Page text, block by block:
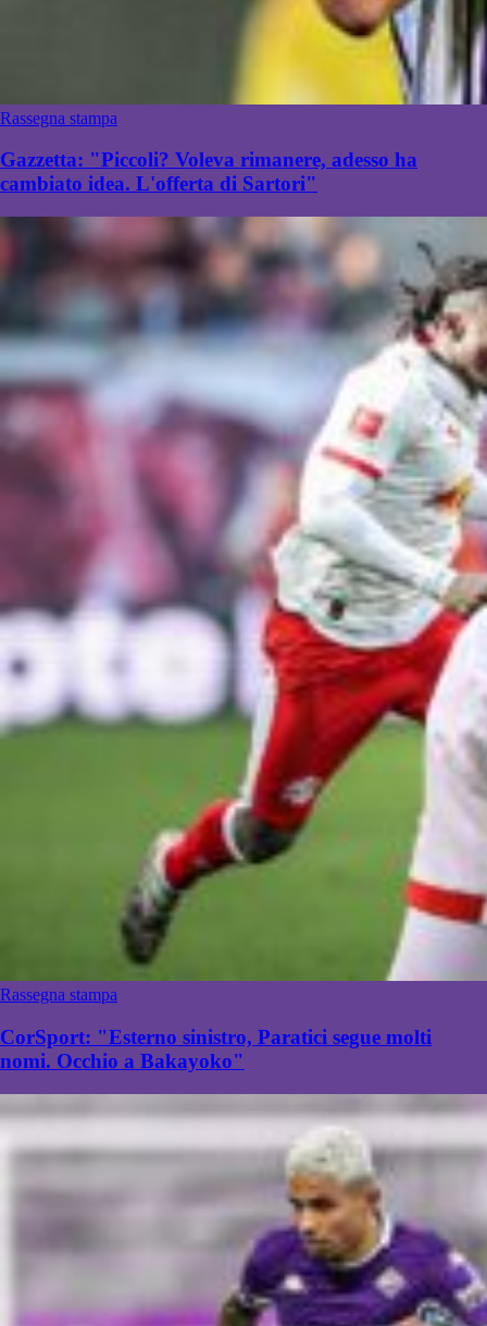
Rassegna stampa
Gazzetta: "Piccoli? Voleva rimanere, adesso ha
cambiato idea. L'offerta di Sartori"
Rassegna stampa
CorSport: "Esterno sinistro, Paratici segue molti
nomi. Occhio a Bakayoko"